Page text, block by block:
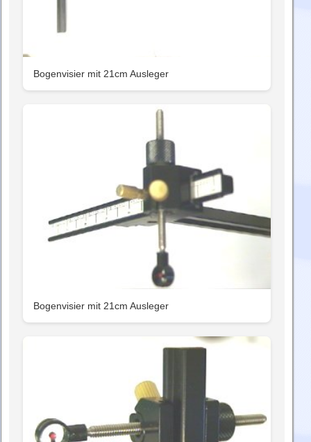
Bogenvisier mit 21cm Ausleger
Bogenvisier mit 21cm Ausleger